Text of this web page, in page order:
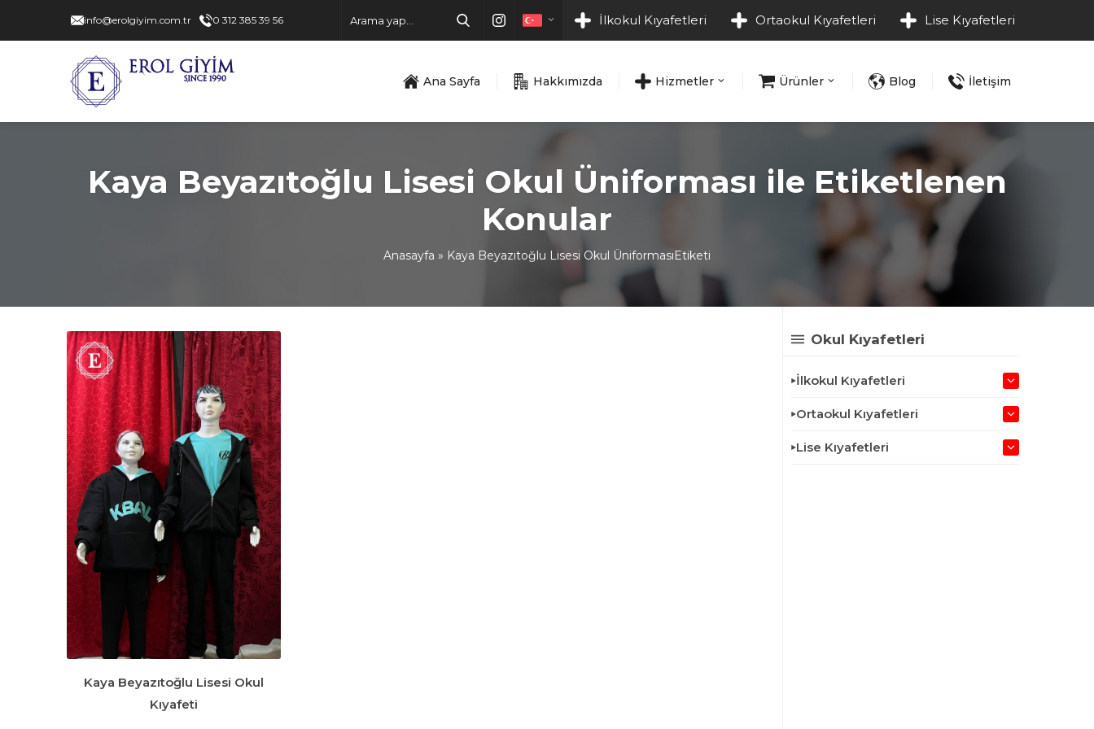
info@erolgiyim.com.tr 0 312 385 39 56 İlkokul Kıyafetleri Ortaokul Kıyafetleri Lise Kıyafetleri
Ana Sayfa Hakkımızda Hizmetler Ürünler Blog İletişim
Kaya Beyazıtoğlu Lisesi Okul Üniforması ile Etiketlenen
Konular
Anasayfa » Kaya Beyazıtoğlu Lisesi Okul ÜniformasıEtiketi
Kaya Beyazıtoğlu Lisesi Okul
Kıyafeti
Okul Kıyafetleri
İlkokul Kıyafetleri
Ortaokul Kıyafetleri
Lise Kıyafetleri